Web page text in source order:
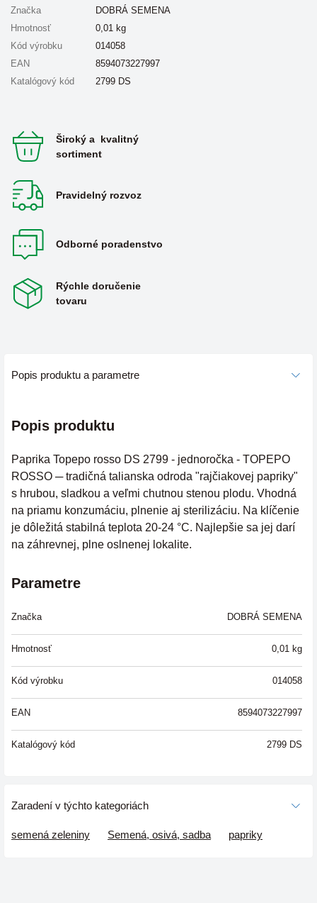
Značka
DOBRÁ SEMENA
Hmotnosť
0,01 kg
Kód výrobku
014058
EAN
8594073227997
Katalógový kód
2799 DS
Široký a kvalitný
sortiment
Pravidelný rozvoz
Odborné poradenstvo
Rýchle doručenie
tovaru
Popis produktu a parametre
Popis produktu
Paprika Topepo rosso DS 2799 - jednoročka - TOPEPO
ROSSO ─ tradičná talianska odroda "rajčiakovej papriky"
s hrubou, sladkou a veľmi chutnou stenou plodu. Vhodná
na priamu konzumáciu, plnenie aj sterilizáciu. Na klíčenie
je dôležitá stabilná teplota 20-24 °C. Najlepšie sa jej darí
na záhrevnej, plne oslnenej lokalite.
Parametre
Značka DOBRÁ SEMENA
Hmotnosť 0,01 kg
Kód výrobku 014058
EAN 8594073227997
Katalógový kód 2799 DS
Zaradení v týchto kategoriách
semená zeleniny Semená, osivá, sadba papriky